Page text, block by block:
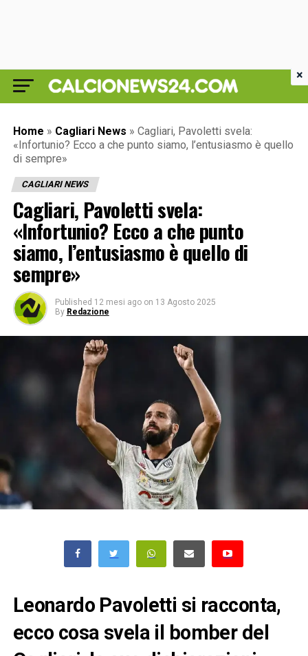
Home » Cagliari News » Cagliari, Pavoletti svela:
«Infortunio? Ecco a che punto siamo, l’entusiasmo è quello
di sempre»
CAGLIARI NEWS
Cagliari, Pavoletti svela:
«Infortunio? Ecco a che punto
siamo, l’entusiasmo è quello di
sempre»
Published 12 mesi ago on 13 Agosto 2025
By Redazione
Leonardo Pavoletti si racconta,
ecco cosa svela il bomber del
×